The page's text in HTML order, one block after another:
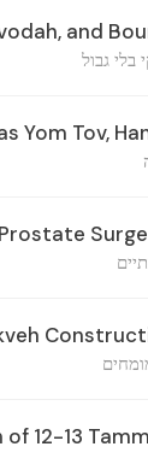
and
גבול
Yom Tov,
12-13